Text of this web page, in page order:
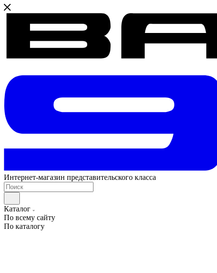
Интернет-магазин представительского класса
Каталог
По всему сайту
По каталогу